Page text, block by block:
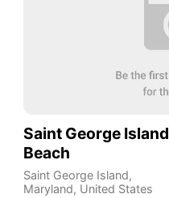
Saint George Island
Beach
Saint George Island,
Maryland, United States